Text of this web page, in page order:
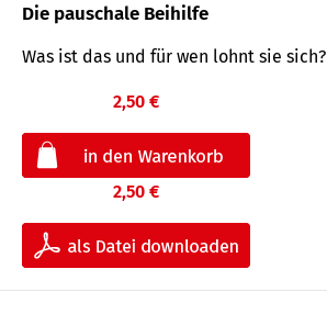
Die pauschale Beihilfe
Was ist das und für wen lohnt sie sich?
2,50 €
2,50 €